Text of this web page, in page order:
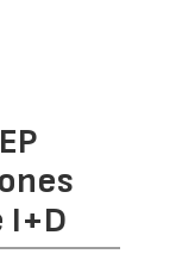
I+D